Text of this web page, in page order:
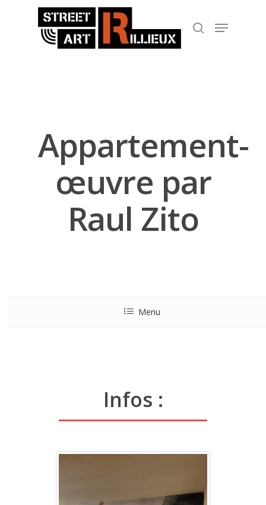
Appartement-
œuvre par
Raul Zito
Menu
Infos :